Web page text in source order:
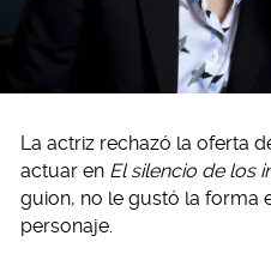
La actriz rechazó la oferta
actuar en El silencio de los
guion, no le gustó la forma
personaje.